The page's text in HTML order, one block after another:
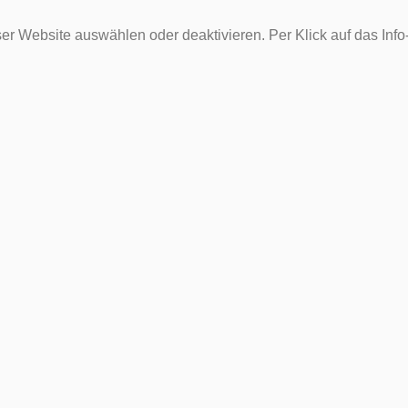
Website auswählen oder deaktivieren. Per Klick auf das